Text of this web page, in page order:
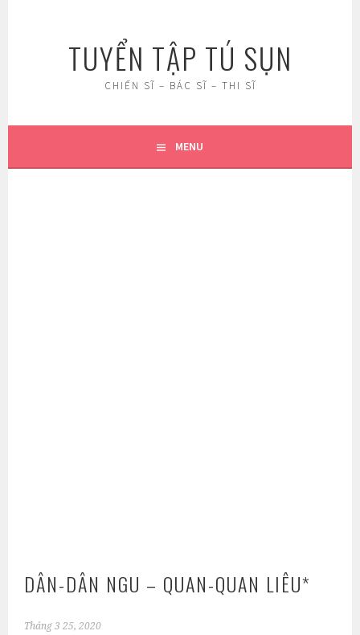
TUYỂN TẬP TÚ SỤN
CHIẾN SĨ – BÁC SĨ – THI SĨ
MENU
DÂN-DÂN NGU – QUAN-QUAN LIÊU*
Tháng 3 25, 2020